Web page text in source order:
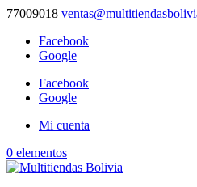
77009018
Facebook
Google
Facebook
Google
Mi cuenta
0 elementos